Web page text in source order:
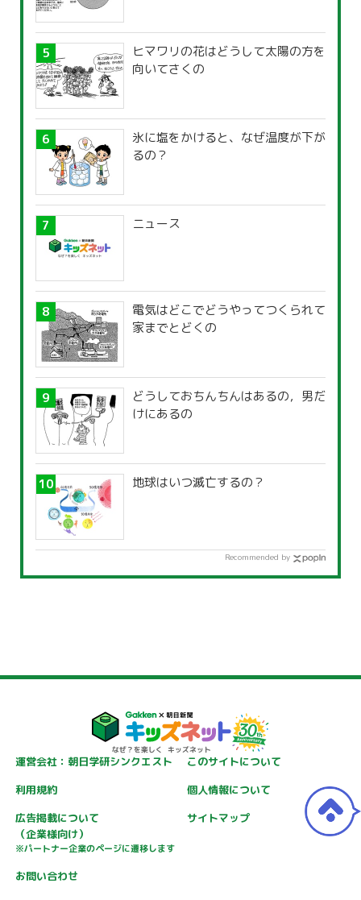
ヒマワリの花はどうして太陽の方を
向いてさくの
氷に塩をかけると、なぜ温度が下が
るの？
ニュース
電気はどこでどうやってつくられて
家までとどくの
どうしておちんちんはあるの，男だ
けにあるの
地球はいつ滅亡するの？
Recommended by
運営会社：朝日学研シンクエスト
このサイトについて
利用規約
個人情報について
広告掲載について
（企業様向け）
※パートナー企業のページに遷移します
サイトマップ
お問い合わせ